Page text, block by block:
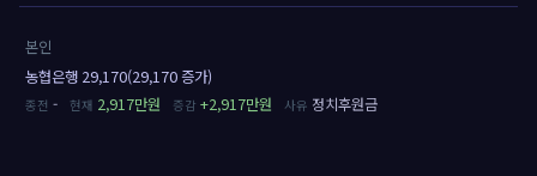
본인
농협은행 29,170(29,170 증가)
-
2,917만원 +2,917만원 정치후원금